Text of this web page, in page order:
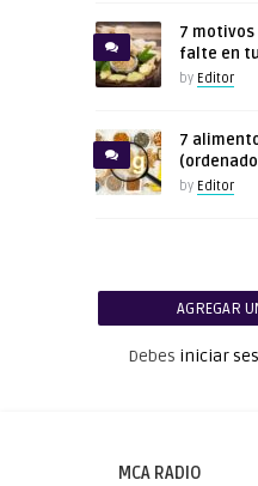
7 motivos
falte en
by Editor
7
by Editor
AGREGAR
Debes iniciar
MCA RADIO